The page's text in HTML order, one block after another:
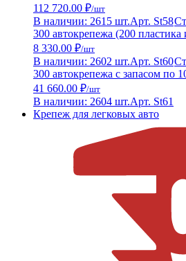
112 720.00 ₽/шт
В наличии: 2615 шт.Арт. St58
300 автокрепежа (200 пластика
8 330.00 ₽/шт
В наличии: 2602 шт.Арт. St60
300 автокрепежа с запасом по
41 660.00 ₽/шт
В наличии: 2604 шт.Арт. St61
Крепеж для легковых авто